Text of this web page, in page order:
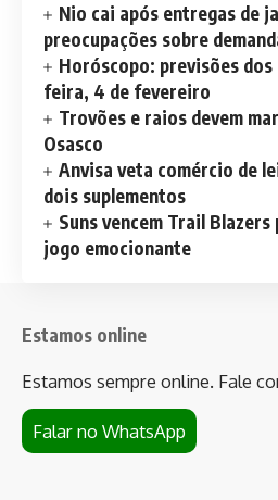
Nio cai após entregas de
preocupações sobre
Horóscopo: previsões
feira, 4 de fevereiro
Trovões e raios devem
Osasco
Anvisa veta comércio de
dois suplementos
Suns vencem Trail Blazers
jogo emocionante
Estamos online
Estamos sempre online. Fale
Falar no WhatsApp